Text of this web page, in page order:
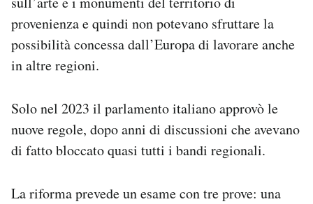
provenienza e quindi non potevano sfruttare la
possibilità concessa dall’Europa di lavorare anche
in altre regioni.
Solo nel 2023 il parlamento italiano approvò le
nuove regole, dopo anni di discussioni che avevano
di fatto bloccato quasi tutti i bandi regionali.
La riforma prevede un esame con tre prove: una